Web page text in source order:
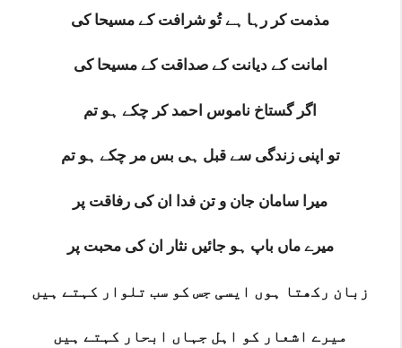
مذمت کر رہا ہے تُو شرافت کے مسیحا کی
امانت کے دیانت کے صداقت کے مسیحا کی
اگر گستاخ ناموس احمد کر چکے ہو تم
تو اپنی زندگی سے قبل ہی بس مر چکے ہو تم
میرا سامان جان و تن فدا ان کی رفاقت پر
میرے ماں باپ ہو جائیں نثار ان کی محبت پر
زبان رکھتا ہوں ایسی جس کو سب تلوار کہتے ہیں
میرے اشعار کو اہل جہاں ابحار کہتے ہیں